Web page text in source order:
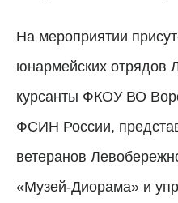
На мероприятии
юнармейских отрядов
курсанты ФКОУ ВО
ФСИН России,
ветеранов
«Музей-Диорама» и